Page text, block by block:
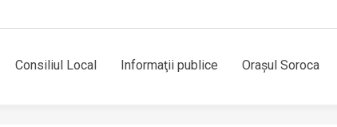
Consiliul Local Informaţii publice Orașul Soroca